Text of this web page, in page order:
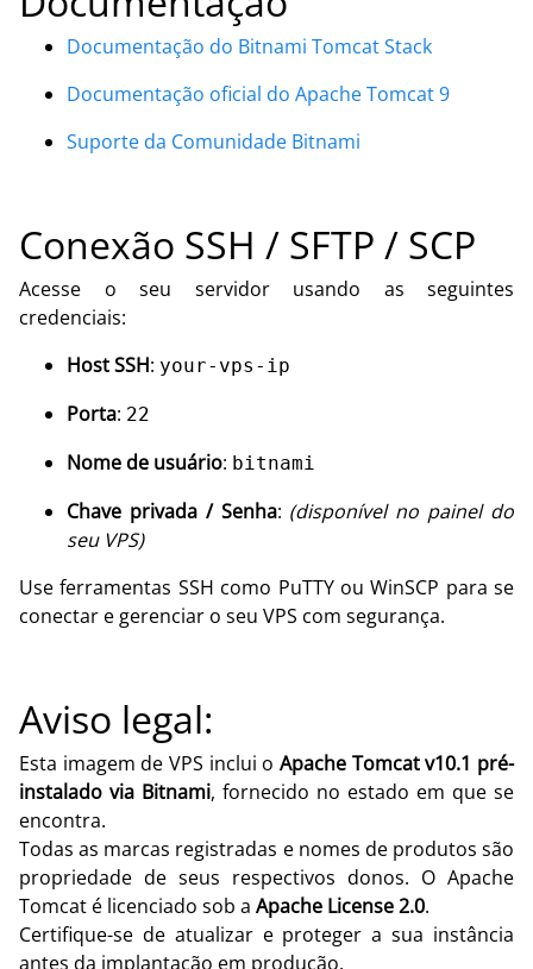
Documentação do Bitnami Tomcat Stack
Documentação oficial do Apache Tomcat 9
Suporte da Comunidade Bitnami
Conexão SSH / SFTP / SCP
Acesse o seu servidor usando as seguintes
credenciais:
Host SSH: your-vps-ip
Porta: 22
Nome de usuário: bitnami
Chave privada / Senha: (disponível no painel do
seu VPS)
Use ferramentas SSH como PuTTY ou WinSCP para se
conectar e gerenciar o seu VPS com segurança.
Aviso legal:
Esta imagem de VPS inclui o Apache Tomcat v10.1 pré-
instalado via Bitnami, fornecido no estado em que se
encontra.
Todas as marcas registradas e nomes de produtos são
propriedade de seus respectivos donos. O Apache
Tomcat é licenciado sob a Apache License 2.0.
Certifique-se de atualizar e proteger a sua instância
antes da implantação em produção.